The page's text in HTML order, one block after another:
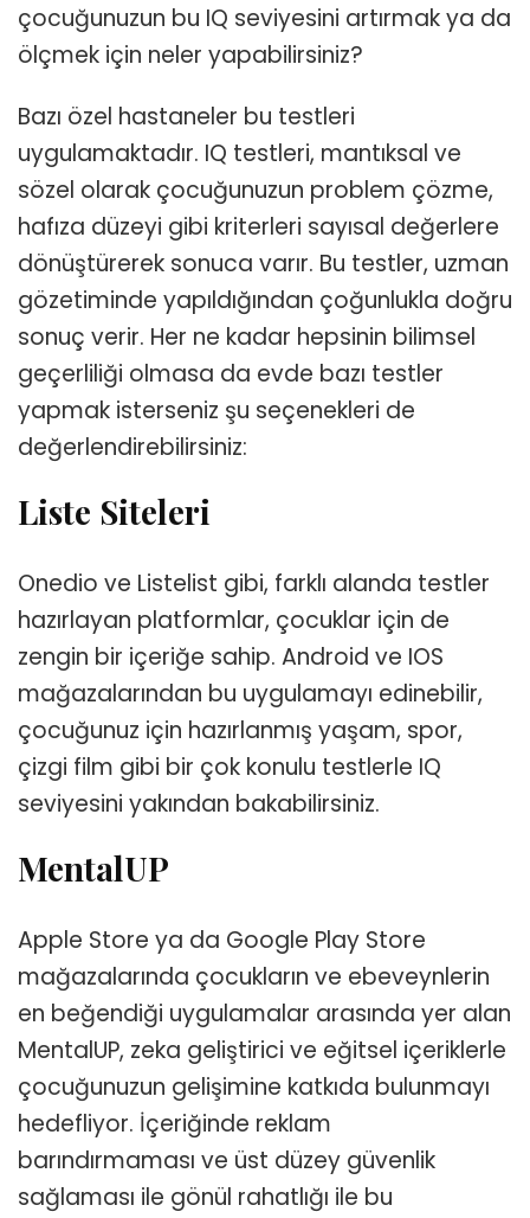
çocuğunuzun bu IQ seviyesini artırmak ya da
ölçmek için neler yapabilirsiniz?
Bazı özel hastaneler bu testleri
uygulamaktadır. IQ testleri, mantıksal ve
sözel olarak çocuğunuzun problem çözme,
hafıza düzeyi gibi kriterleri sayısal değerlere
dönüştürerek sonuca varır. Bu testler, uzman
gözetiminde yapıldığından çoğunlukla doğru
sonuç verir. Her ne kadar hepsinin bilimsel
geçerliliği olmasa da evde bazı testler
yapmak isterseniz şu seçenekleri de
değerlendirebilirsiniz:
Liste Siteleri
Onedio ve Listelist gibi, farklı alanda testler
hazırlayan platformlar, çocuklar için de
zengin bir içeriğe sahip. Android ve IOS
mağazalarından bu uygulamayı edinebilir,
çocuğunuz için hazırlanmış yaşam, spor,
çizgi film gibi bir çok konulu testlerle IQ
seviyesini yakından bakabilirsiniz.
MentalUP
Apple Store ya da Google Play Store
mağazalarında çocukların ve ebeveynlerin
en beğendiği uygulamalar arasında yer alan
MentalUP, zeka geliştirici ve eğitsel içeriklerle
çocuğunuzun gelişimine katkıda bulunmayı
hedefliyor. İçeriğinde reklam
barındırmaması ve üst düzey güvenlik
sağlaması ile gönül rahatlığı ile bu